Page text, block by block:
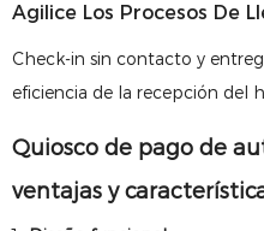
Agilice Los Procesos De
Check-in sin contacto y
eficiencia de la recepción del
Quiosco de pago de
ventajas y